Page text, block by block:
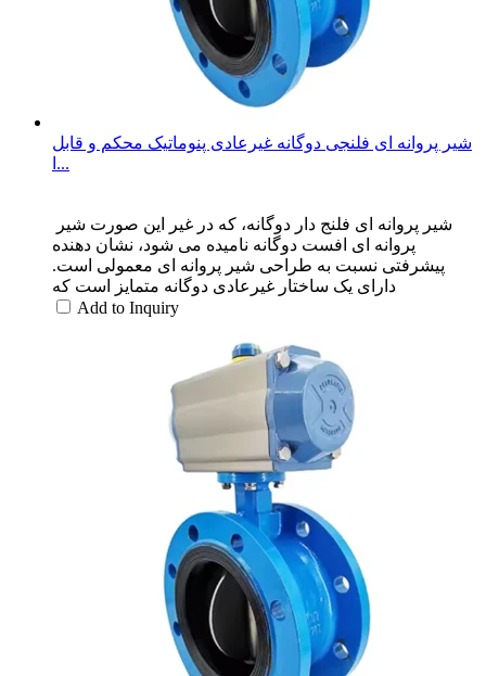
شیر پروانه ای فلنجی دوگانه غیرعادی پنوماتیک محکم و قابل
ا...
شیر پروانه ای فلنج دار دوگانه، که در غیر این صورت شیر ​​
پروانه ای افست دوگانه نامیده می شود، نشان دهنده
پیشرفتی نسبت به طراحی شیر پروانه ای معمولی است.
دارای یک ساختار غیرعادی دوگانه متمایز است که
Add to Inquiry